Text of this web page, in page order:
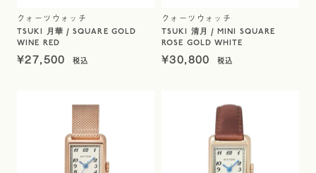
クォーツウォッチ
TSUKI 月華 / SQUARE GOLD
WINE RED
¥27,500
クォーツウォッチ
TSUKI 清月 / MINI SQUARE
ROSE GOLD WHITE
¥30,800